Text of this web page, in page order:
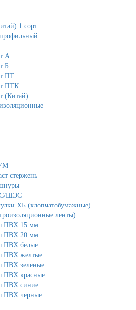
1 сорт
А
Б
ПТ
ПТК
(Китай)
стержень
ШЭС
ХБ (хлопчатобумажные)
ленты)
ПВХ 15 мм
ПВХ 20 мм
ПВХ белые
ПВХ желтые
ПВХ зеленые
ПВХ красные
ПВХ синие
ПВХ черные